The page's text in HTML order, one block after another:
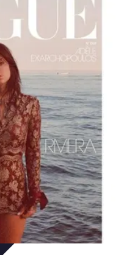
Astuces Quotidiennes
Alimentation